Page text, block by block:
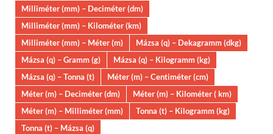
Milliméter (mm) – Deciméter (dm)
Milliméter (mm) – Kilométer (km)
Milliméter (mm) – Méter (m)
Mázsa (q) – Dekagramm (dkg)
Mázsa (q) – Gramm (g)
Mázsa (q) – Kilogramm (kg)
Mázsa (q) – Tonna (t)
Méter (m) – Centiméter (cm)
Méter (m) – Deciméter (dm)
Méter (m) – Kilométer ( km)
Méter (m) – Milliméter (mm)
Tonna (t) – Kilogramm (kg)
Tonna (t) – Mázsa (q)